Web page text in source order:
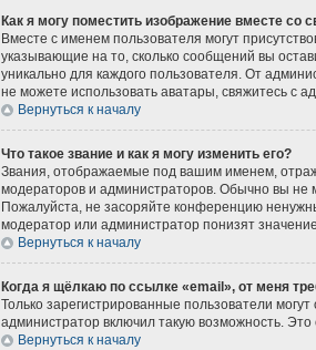
Как я могу поместить изображение вместе со
Вместе с именем пользователя могут
указывающие на то, сколько сообщений вы
уникально для каждого пользователя. От
не можете использовать аватары, свяжитесь с
Вернуться к началу
Что такое звание и как я могу изменить его?
Звания, отображаемые под вашим именем,
модераторов и администраторов. Обычно вы не
Пожалуйста, не засоряйте конференцию
модератор или администратор понизят
Вернуться к началу
Когда я щёлкаю по ссылке «email», от меня
Только зарегистрированные пользователи
администратор включил такую возможность.
Вернуться к началу